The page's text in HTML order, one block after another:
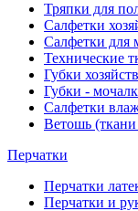
Тряпки для
Салфетки
Салфетки для
Технические
Губки
Губки -
Салфетки
Ветошь
Перчатки
Перчатки
Перчатки и